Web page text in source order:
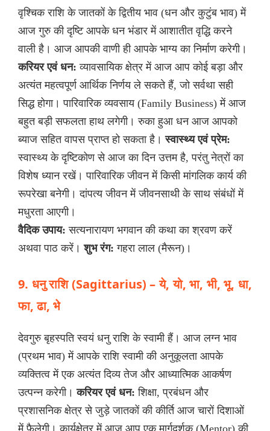
वृश्चिक राशि के जातकों के द्वितीय भाव (धन और कुटुंब भाव) में
आज गुरु की दृष्टि आपके धन भंडार में आशातीत वृद्धि करने
वाली है। आज आपकी वाणी ही आपके भाग्य का निर्माण करेगी।
करियर एवं धन: व्यावसायिक क्षेत्र में आज आप कोई बड़ा और
अत्यंत महत्वपूर्ण आर्थिक निर्णय ले सकते हैं, जो सर्वथा सही
सिद्ध होगा। पारिवारिक व्यवसाय (Family Business) में आज
बहुत बड़ी सफलता हाथ लगेगी। रुका हुआ धन आज आपको
ब्याज सहित वापस प्राप्त हो सकता है।स्वास्थ्य एवं प्रेम:
स्वास्थ्य के दृष्टिकोण से आज का दिन उत्तम है, परंतु नेत्रों का
विशेष ध्यान रखें। पारिवारिक जीवन में किसी मांगलिक कार्य की
रूपरेखा बनेगी। दांपत्य जीवन में जीवनसाथी के साथ संबंधों में
मधुरता आएगी।
वैदिक उपाय: सत्यनारायण भगवान की कथा का श्रवण करें
अथवा पाठ करें।शुभ रंग: गहरा लाल (मैरून)।
9. धनु राशि (Sagittarius) – ये, यो, भा, भी, भू, धा,
फा, ढा, भे
देवगुरु बृहस्पति स्वयं धनु राशि के स्वामी हैं। आज लग्न भाव
(प्रथम भाव) में आपके राशि स्वामी की अनुकूलता आपके
व्यक्तित्व में एक अत्यंत दिव्य तेज और आध्यात्मिक आकर्षण
उत्पन्न करेगी।करियर एवं धन: शिक्षा, प्रबंधन और
प्रशासनिक क्षेत्र से जुड़े जातकों की कीर्ति आज चारों दिशाओं